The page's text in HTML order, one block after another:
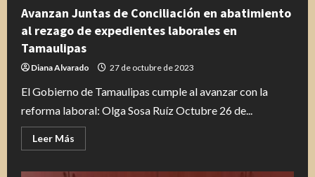
presidenta
del
DIF
Tamaulipas
el
35
Congreso
de
Rehabilitación
festejan
el
del
Avanzan Juntas de Conciliación en abatimiento
al rezago de expedientes laborales en
Tamaulipas
Diana Alvarado 27 de octubre de 2023
El Gobierno de Tamaulipas cumple al avanzar con la
reforma laboral: Olga Sosa Ruíz Octubre 26 de...
Leer Más
más